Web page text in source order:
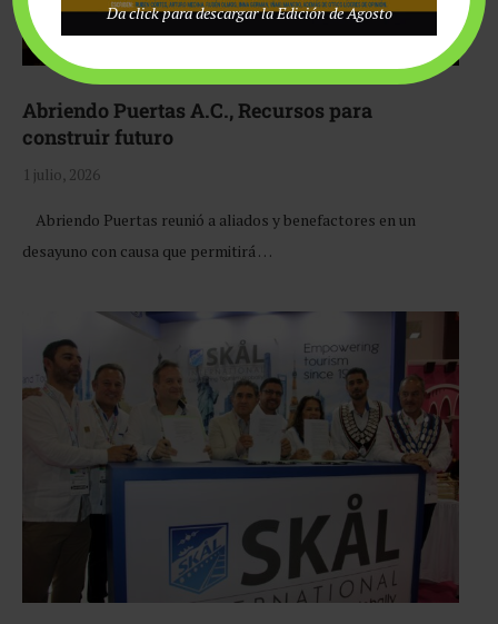
Abriendo Puertas A.C., Recursos para
construir futuro
1 julio, 2026
Abriendo Puertas reunió a aliados y benefactores en un
desayuno con causa que permitirá …
Da click para descargar la Edición de Agosto